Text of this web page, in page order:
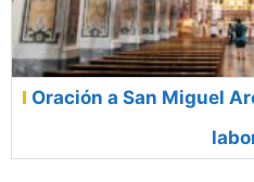
Oración a San Miguel